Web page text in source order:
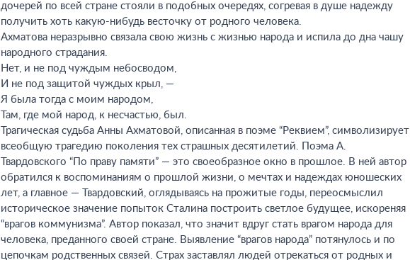
дочерей по всей стране стояли в подобных очередях, согревая в душе надежду
получить хоть какую-нибудь весточку от родного человека.
Ахматова неразрывно связала свою жизнь с жизнью народа и испила до дна чашу
народного страдания.
Нет, и не под чуждым небосводом,
И не под защитой чуждых крыл, —
Я была тогда с моим народом,
Там, где мой народ, к несчастью, был.
Трагическая судьба Анны Ахматовой, описанная в поэме “Реквием”, символизирует
всеобщую трагедию поколения тех страшных десятилетий. Поэма А.
Твардовского “По праву памяти” — это своеобразное окно в прошлое. В ней автор
обратился к воспоминаниям о прошлой жизни, о мечтах и надеждах юношеских
лет, а главное — Твардовский, оглядываясь на прожитые годы, переосмыслил
историческое значение попыток Сталина построить светлое будущее, искореняя
“врагов коммунизма”. Автор показал, что значит вдруг стать врагом народа для
человека, преданного своей стране. Выявление “врагов народа” потянулось и по
цепочкам родственных связей. Страх заставлял людей отрекаться от родных и